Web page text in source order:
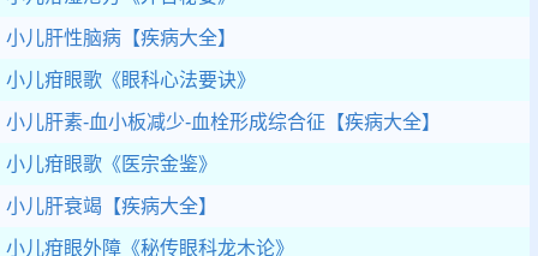
小儿肝性脑病 【疾病大全】
小儿疳眼歌 《眼科心法要诀》
小儿肝素-血小板减少-血栓形成综合征 【疾病大全】
小儿疳眼歌 《医宗金鉴》
小儿肝衰竭 【疾病大全】
小儿疳眼外障 《秘传眼科龙木论》